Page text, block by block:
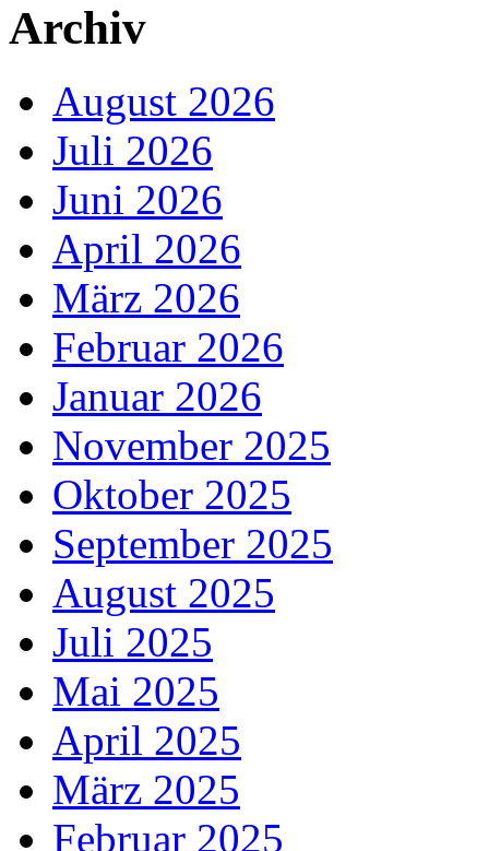
Archiv
August 2026
Juli 2026
Juni 2026
April 2026
März 2026
Februar 2026
Januar 2026
November 2025
Oktober 2025
September 2025
August 2025
Juli 2025
Mai 2025
April 2025
März 2025
Februar 2025